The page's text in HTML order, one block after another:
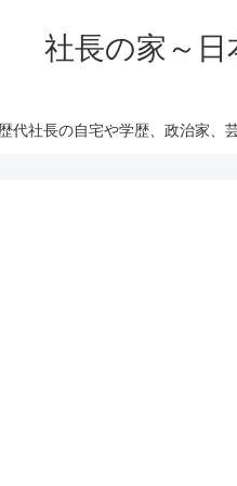
社長の家～日
代社長の自宅や学歴、政治家、